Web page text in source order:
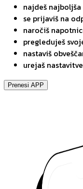
najdeš
se prijaviš na
naročiš
pregleduješ
nastaviš
urejaš
Prenesi APP